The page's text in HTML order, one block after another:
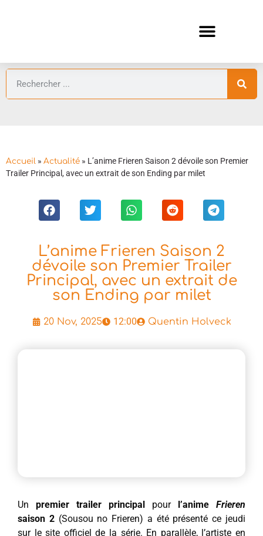
Accueil » Actualité » L’anime Frieren Saison 2 dévoile son Premier
Trailer Principal, avec un extrait de son Ending par milet
L’anime Frieren Saison 2
dévoile son Premier Trailer
Principal, avec un extrait de
son Ending par milet
20 Nov, 2025 12:00 Quentin Holveck
Un premier trailer principal pourl’anime Frieren
saison 2 (Sousou no Frieren) a été présenté ce jeudi
sur le site officiel de la série. En parallèle, l’artiste en